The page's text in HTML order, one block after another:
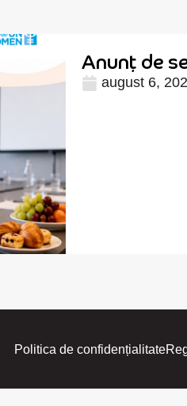
Anunț de
august 6,
Politica de confidențialitate